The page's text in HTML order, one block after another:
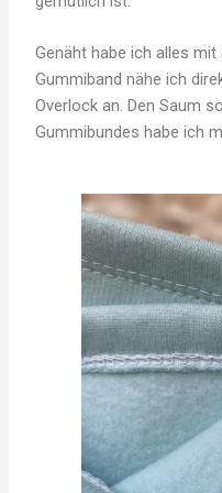
Genäht habe ich alles
Gummiband nähe ich
Overlock an. Den Saum
Gummibundes habe ich